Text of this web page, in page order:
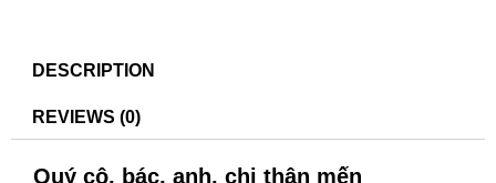
DESCRIPTION
REVIEWS (0)
Quý cô, bác, anh, chị thân mến